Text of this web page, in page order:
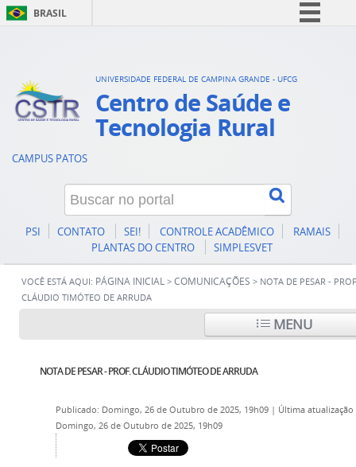
BRASIL
Acesso à informação
Legislação
UNIVERSIDADE FEDERAL DE CAMPINA GRANDE - UFCG
Centro de Saúde e
Tecnologia Rural
CAMPUS PATOS
PSI CONTATO SEI! CONTROLE ACADÊMICO
RAMAIS
PLANTAS DO CENTRO
SIMPLESVET
VOCÊ ESTÁ AQUI: PÁGINA INICIAL > COMUNICAÇÕES > NOTA DE PESAR -
CLÁUDIO TIMÓTEO DE ARRUDA
MENU
NOTA DE PESAR - PROF. CLÁUDIO TIMÓTEO DE ARRUDA
Publicado: Domingo, 26 de Outubro de 2025, 19h09 | Última atualização
Domingo, 26 de Outubro de 2025, 19h09